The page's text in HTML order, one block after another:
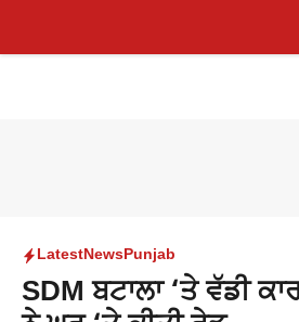
Menu
LatestNewsPunjab
SDM ਬਟਾਲਾ ‘ਤੇ ਵੱਡੀ